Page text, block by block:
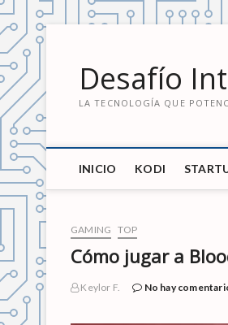
o
Desafío
LA TECNOLOGÍA QUE
INICIO KODI
GAMING TOP
Cómo jugar a
Keylor F. No hay